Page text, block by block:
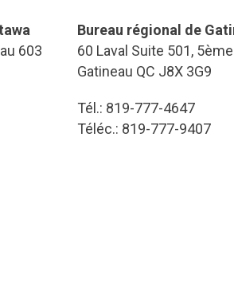
603
Bureau régional de
60 Laval Suite 501,
Gatineau QC J8X 3G9
Tél.: 819-777-4647
Téléc.: 819-777-9407